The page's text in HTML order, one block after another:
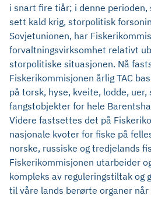
i snart fire tiår; i denne
sett kald krig, storpolitisk
Sovjetunionen, har
forvaltningsvirksomhet relativt
storpolitiske situasjonen. Nå
Fiskerikommisjonen årlig TAC
på torsk, hyse, kveite, lodde, uer,
fangstobjekter for hele
Videre fastsettes det på
nasjonale kvoter for fiske på
norske, russiske og tredjelands
Fiskerikommisjonen utarbeider
kompleks av reguleringstiltak og
til våre lands berørte organer